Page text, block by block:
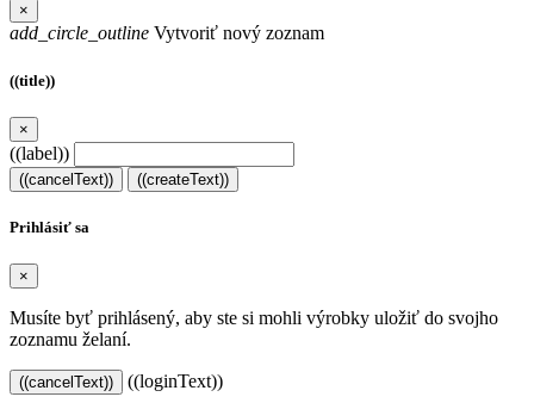
×
add_circle_outline Vytvoriť nový zoznam
((title))
×
((label))
((cancelText)) ((createText))
Prihlásiť sa
×
Musíte byť prihlásený, aby ste si mohli výrobky uložiť do svojho
zoznamu želaní.
((cancelText)) ((loginText))